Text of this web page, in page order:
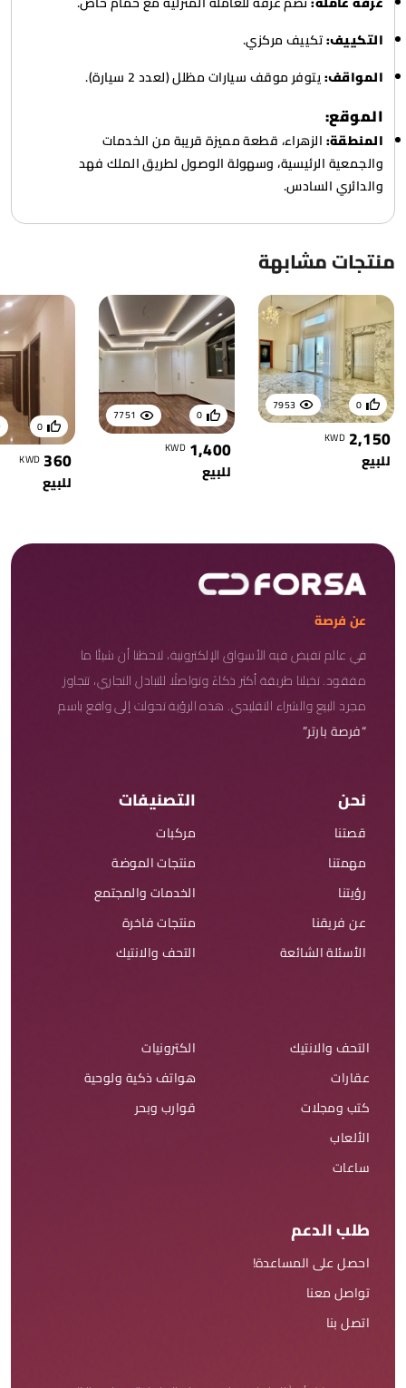
التكييف:تكييف مركزي.
المواقف:يتوفر موقف سيارات مظلل (لعدد 2 سيارة).
الموقع:
المنطقة:الزهراء، قطعة مميزة قريبة من الخدمات
والجمعية الرئيسية، وسهولة الوصول لطريق الملك فهد
والدائري السادس.
منتجات مشابهة
7953 0
2,150
KWD
للبيع
7751 0
1,400
KWD
للبيع
0
360
KWD
للبيع
عن فرصة
في عالم تفيض فيه الأسواق الإلكترونية، لاحظنا أن شيئًا ما
مفقود. تخيلنا طريقة أكثر ذكاءً وتواصلًا للتبادل التجاري، تتجاوز
مجرد البيع والشراء التقليدي. هذه الرؤية تحولت إلى واقع باسم
“فرصة بارتر”
نحن
قصتنا
مهمتنا
رؤيتنا
عن فريقنا
الأسئلة الشائعة
التصنيفات
مركبات
منتجات الموضة
الخدمات والمجتمع
منتجات فاخرة
التحف والانتيك
التحف والانتيك
عقارات
كتب ومجلات
الألعاب
ساعات
الكترونيات
هواتف ذكية ولوحية
قوارب وبحر
طلب الدعم
احصل على المساعدة!
تواصل معنا
اتصل بنا